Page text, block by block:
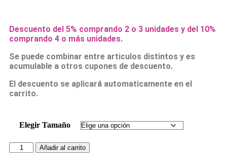
Descuento del 5% comprando 2 o 3 unidades y del 10%
comprando 4 o más unidades.
Se puede combinar entre articulos distintos y es
acumulable a otros cupones de descuento.
El descuento se aplicará automaticamente en el
carrito.
Elegir Tamaño
Añadir al carrito